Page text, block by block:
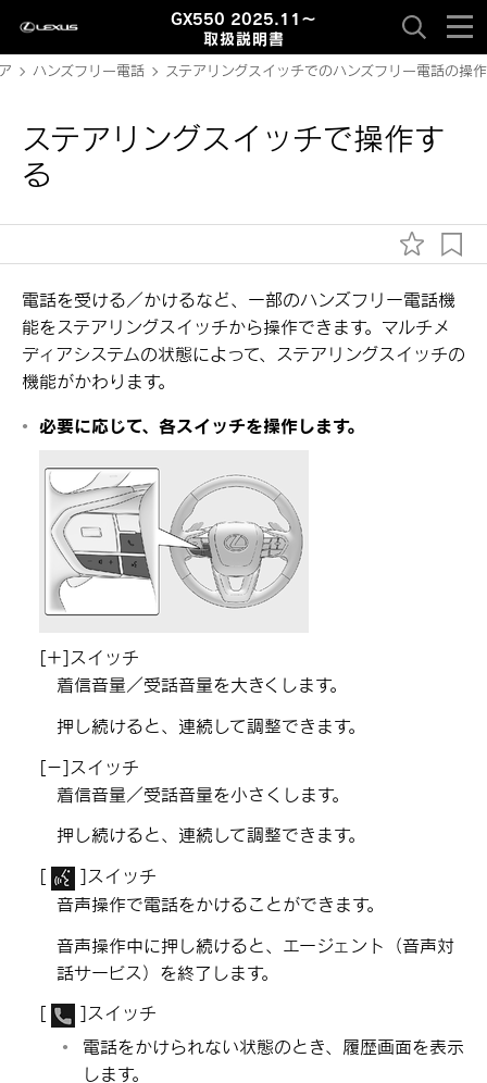
GX550 2025.11～
取扱説明書
ハンズフリー電話 ステアリングスイッチでのハンズフリー電話の操作
ステアリングスイッチで操作す
る
電話を受ける／かけるなど、一部のハンズフリー電話機
能をステアリングスイッチから操作できます。マルチメ
ディアシステムの状態によって、ステアリングスイッチの
機能がかわります。
必要に応じて、各スイッチを操作します。
[‍＋‍]スイッチ
着信音量／受話音量を大きくします。
押し続けると、連続して調整できます。
[‍－‍] スイッチ
着信音量／受話音量を小さくします。
押し続けると、連続して調整できます。
[‍
‍] スイッチ
音声操作で電話をかけることができます。
音声操作中に押し続けると、エージェント（音声対
話サービス）を終了します。
[‍
‍] スイッチ
電話をかけられない状態のとき、履歴画面を表示
します。